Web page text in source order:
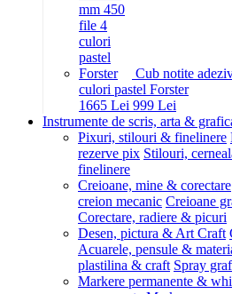
Cub notite
culori pastel Forster
1665 Lei 999 Lei
Instrumente de scris, arta &
Pixuri, stilouri & finelinere
rezerve pix Stilouri,
finelinere
Creioane, mine & corectare
creion mecanic Creioane
Corectare, radiere & picuri
Desen, pictura & Art Craft
Acuarele, pensule &
plastilina & craft Spray
Markere permanente &